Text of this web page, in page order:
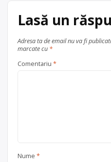
județul Maramureș
Sighetu Marmației
Lasă un
Adresa ta de email nu va fi
marcate cu *
Comentariu *
Nume *